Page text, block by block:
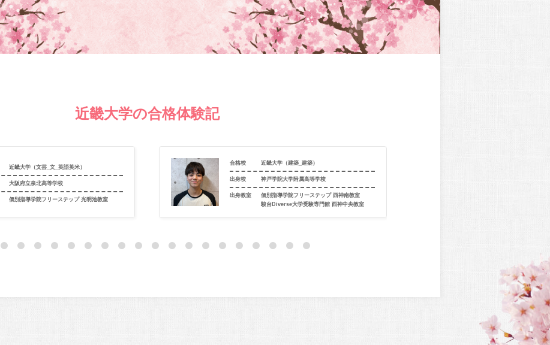
近畿大学の合格体験記
近畿大学（文芸_文_英語英米）
大阪府立泉北高等学校
個別指導学院フリーステップ 光明池教室
合格校 近畿大学（建築_建築）
出身校 神戸学院大学附属高等学校
出身教室
個別指導学院フリーステップ 西神南教室
駿台Diverse大学受験専門館 西神中央教室